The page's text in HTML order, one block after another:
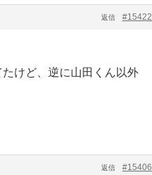
#15422
返信
けど、逆に山田くん以外
#15406
返信